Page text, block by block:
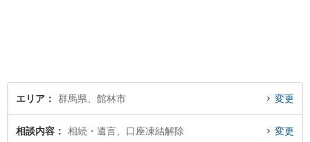
エリア 群馬県、館林市 変更
相談内容 相続・遺言、口座凍結解除 変更